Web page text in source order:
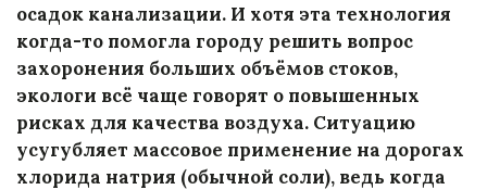
осадок канализации. И хотя эта технология
когда-то помогла городу решить вопрос
захоронения больших объёмов стоков,
экологи всё чаще говорят о повышенных
рисках для качества воздуха. Ситуацию
усугубляет массовое применение на дорогах
хлорида натрия (обычной соли), ведь когда